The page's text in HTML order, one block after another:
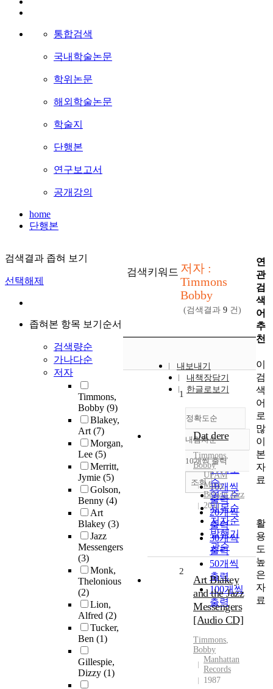
통합검색
국내학술논문
학위논문
해외학술논문
학술지
단행본
연구보고서
공개강의
home
단행본
검색결과 좁혀 보기
선택해제
좁혀본 항목 보기순서
검색량순
가나다순
저자
Timmons,
Bobby (9)
Blakey,
Art(7)
Morgan,
Lee (5)
Merritt,
Jymie (5)
Golson,
Benny (4)
Art
Blakey (3)
Jazz
Messengers
(3)
Monk,
Thelonious
(2)
Lion,
Alfred (2)
Tucker,
Ben (1)
Gillespie,
Dizzy (1)
검색키워드 저자 :
Timmons
Bobby
(검색결과 9 건)
내보내기
내책장담기
한글로보기
정확도순
정확도
순
인기도
순
연도순
제목순
저자순
발행기
관순
내림차순
내림차순
10개씩 출력
10개씩
출력
20개씩
출력
30개씩
출력
50개씩
출력
100개씩
출력
조회
1
Dat dere
Timmons,
Bobby
UPAM
Music
Belwin Jazz
2011
2
Art Blakey
and the Jazz
Messengers
[Audio CD]
Timmons,
Bobby
Manhattan
Records
1987
연
관
검
색
어
추
천
이
검
색
어
로
많
이
본
자
료
활
용
도
높
은
자
료